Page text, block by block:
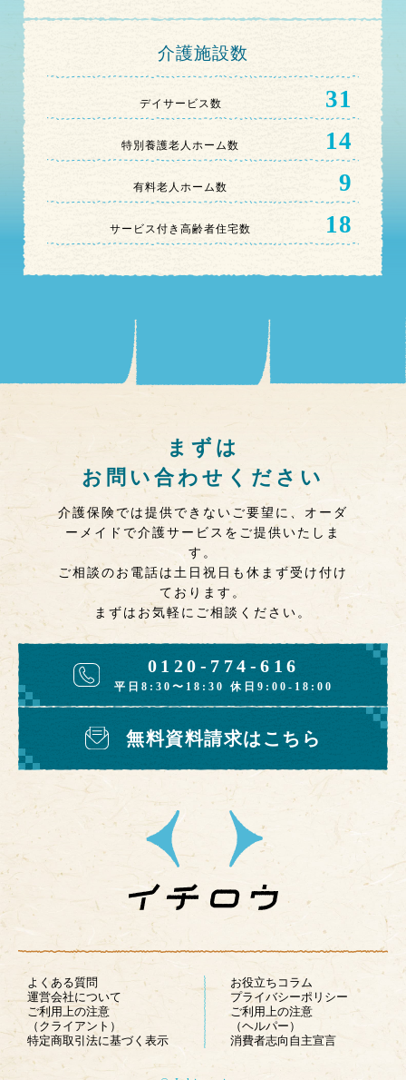
介護施設数
デイサービス数 31
特別養護老人ホーム数 14
有料老人ホーム数 9
サービス付き高齢者住宅数 18
まずは
お問い合わせください
介護保険では提供できないご要望に、オーダ
ーメイドで介護サービスをご提供いたしま
す。
ご相談のお電話は土日祝日も休まず受け付け
ております。
まずはお気軽にご相談ください。
0120-774-616
平日8:30〜18:30 休日9:00-18:00
無料資料請求はこちら
よくある質問
運営会社について
ご利用上の注意
（クライアント）
特定商取引法に基づく表示
お役立ちコラム
プライバシーポリシー
ご利用上の注意
（ヘルパー）
消費者志向自主宣言